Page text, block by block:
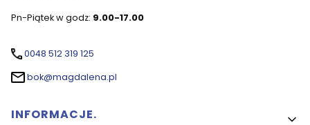
Pn-Piątek w godz: 9.00-17.00
0048 512 319 125
bok@magdalena.pl
Linki w stopce
INFORMACJE.